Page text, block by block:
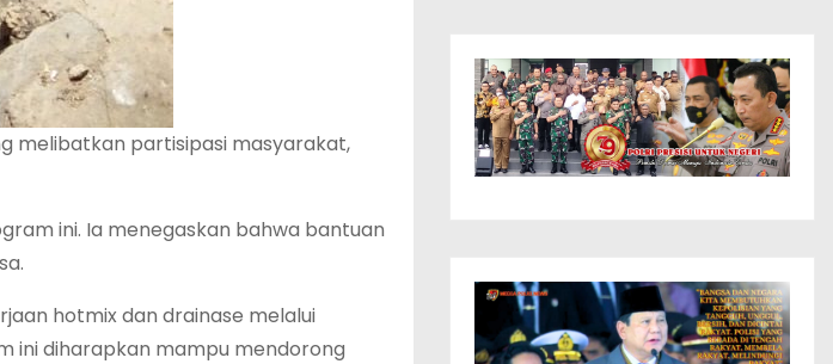
melibatkan partisipasi masyarakat,
ini. Ia menegaskan bahwa bantuan
hotmix dan drainase melalui
ini diharapkan mampu mendorong